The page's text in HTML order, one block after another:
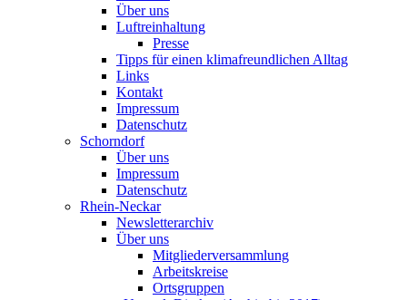
Über uns
Luftreinhaltung
Presse
Tipps für einen klimafreundlichen Alltag
Links
Kontakt
Impressum
Datenschutz
Schorndorf
Über uns
Impressum
Datenschutz
Rhein-Neckar
Newsletterarchiv
Über uns
Mitgliederversammlung
Arbeitskreise
Ortsgruppen